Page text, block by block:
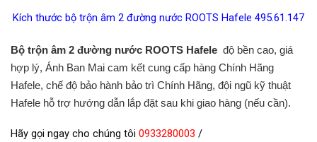
Kích thước bộ trộn âm 2 đường nước ROOTS Hafele 495.61.147
Bộ trộn âm 2 đường nước ROOTS Hafele độ bền cao, giá
hợp lý, Ánh Ban Mai cam kết cung cấp hàng Chính Hãng
Hafele, chế độ bảo hành bảo trì Chính Hãng, đội ngũ kỹ thuật
Hafele hỗ trợ hướng dẫn lắp đặt sau khi giao hàng (nếu cần).
Hãy gọi ngay cho chúng tôi 0933280003 /